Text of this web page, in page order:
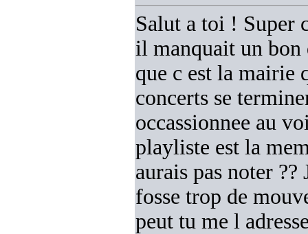
Salut a toi ! Super
il manquait un
que c est la mairie
concerts se
occassionnee au
playliste est la
aurais pas noter
fosse trop de
peut tu me l